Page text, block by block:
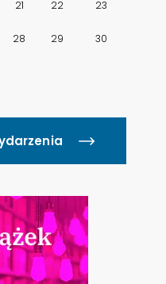
21 22 23
28 29 30